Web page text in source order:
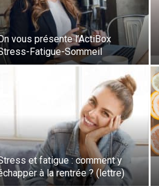
vous présente l’ActiBox
Fatigue-Sommeil
et fatigue : comment y
à la rentrée ? (lettre)